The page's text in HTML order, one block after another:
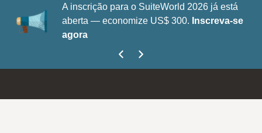
A inscrição para o SuiteWorld 2026 já está
aberta — economize US$ 300. Inscreva-se
agora